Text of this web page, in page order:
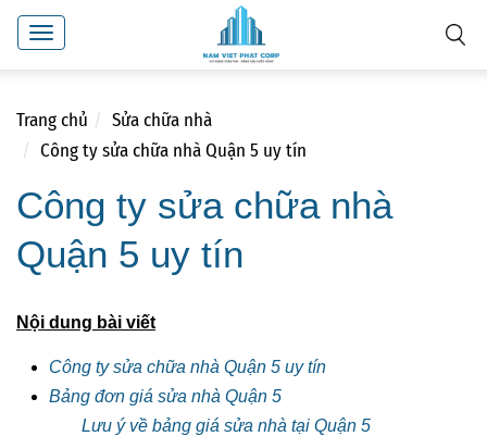
Toggle
Trang chủ
Sửa chữa nhà
Công ty sửa chữa nhà Quận 5 uy tín
Công ty sửa chữa nhà
Quận 5 uy tín
Nội dung bài viết
Công ty sửa chữa nhà Quận 5 uy tín
Bảng đơn giá sửa nhà Quận 5
Lưu ý về bảng giá sửa nhà tại Quận 5